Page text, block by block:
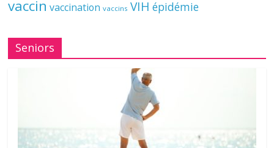
vaccin vaccination vaccins VIH épidémie
Seniors